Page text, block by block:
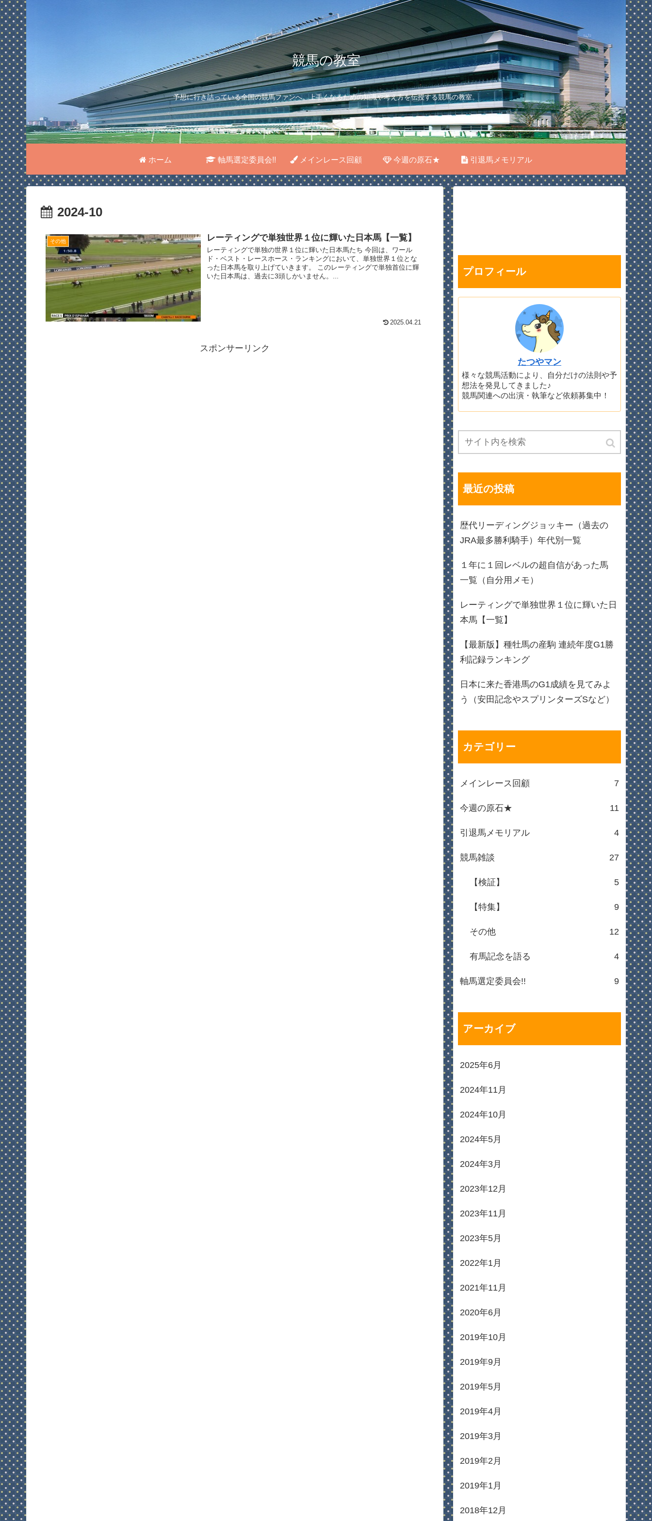
競馬の教室
予想に行き詰っている全国の競馬ファンへ。上手くなるための知識や考え方を伝授する競馬の教室。
ホーム 軸馬選定委員会!! メインレース回顧 今週の原石★ 引退馬メモリアル
2024-10
その他 レーティングで単独世界１位に輝いた日本馬【一覧】
レーティングで単独の世界１位に輝いた日本馬たち 今回は、ワール
ド・ベスト・レースホース・ランキングにおいて、単独世界１位とな
った日本馬を取り上げていきます。 このレーティングで単独首位に輝
いた日本馬は、過去に3頭しかいません。...
2025.04.21
スポンサーリンク
プロフィール
たつやマン
様々な競馬活動により、自分だけの法則や予
想法を発見してきました♪
競馬関連への出演・執筆など依頼募集中！
最近の投稿
歴代リーディングジョッキー（過去の
JRA最多勝利騎手）年代別一覧
１年に１回レベルの超自信があった馬
一覧（自分用メモ）
レーティングで単独世界１位に輝いた日
本馬【一覧】
【最新版】種牡馬の産駒 連続年度G1勝
利記録ランキング
日本に来た香港馬のG1成績を見てみよ
う（安田記念やスプリンターズSなど）
カテゴリー
メインレース回顧 7
今週の原石★ 11
引退馬メモリアル 4
競馬雑談 27
【検証】 5
【特集】 9
その他 12
有馬記念を語る 4
軸馬選定委員会!! 9
アーカイブ
2025年6月
2024年11月
2024年10月
2024年5月
2024年3月
2023年12月
2023年11月
2023年5月
2022年1月
2021年11月
2020年6月
2019年10月
2019年9月
2019年5月
2019年4月
2019年3月
2019年2月
2019年1月
2018年12月